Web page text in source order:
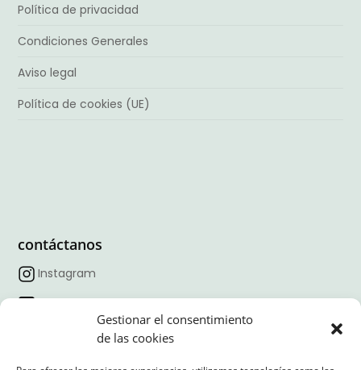
Gestionar el consentimiento
de las cookies
Política de privacidad
Condiciones Generales
Aviso legal
Política de cookies (UE)
contáctanos
Instagram
Facebook
Linkedin